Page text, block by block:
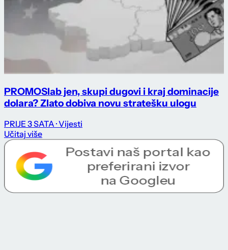
PROMOSlab jen, skupi dugovi i kraj dominacije
dolara? Zlato dobiva novu stratešku ulogu
PRIJE 3 SATA · Vijesti
Učitaj više